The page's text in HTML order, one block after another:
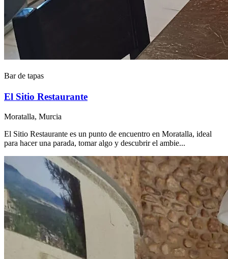
Bar de tapas
El Sitio Restaurante
Moratalla, Murcia
El Sitio Restaurante es un punto de encuentro en Moratalla, ideal
para hacer una parada, tomar algo y descubrir el ambie...